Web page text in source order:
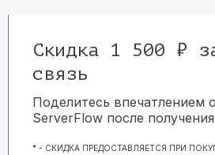
Скидка 1 500 ₽
связь
Поделитесь впечатлением
ServerFlow после получения
* - СКИДКА ПРЕДОСТАВЛЯЕТСЯ ПРИ